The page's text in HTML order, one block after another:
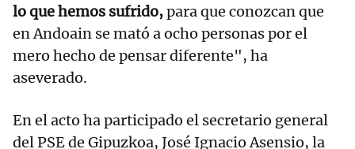
lo que hemos sufrido,para que conozcan que
en Andoain se mató a ocho personas por el
mero hecho de pensar diferente", ha
aseverado.
En el acto ha participado el secretario general
del PSE de Gipuzkoa, José Ignacio Asensio, la